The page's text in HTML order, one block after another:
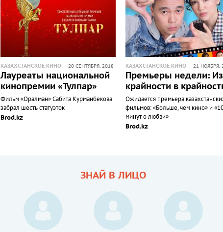
КАЗАХСТАНСКОЕ КИНО 20 СЕНТЯБРЯ, 2018
Лауреаты национальной
кинопремии «Тулпар»
Фильм «Оралман» Сабита Курманбекова
забрал шесть статуэток
Brod.kz
КАЗАХСТАНСКОЕ КИНО 21 НОЯБРЯ,
Премьеры недели: Из
крайности в
Ожидается премьера
фильмов: «Больше, чем кино» и
минут о любви»
Brod.kz
ЗНАЙ В ЛИЦО